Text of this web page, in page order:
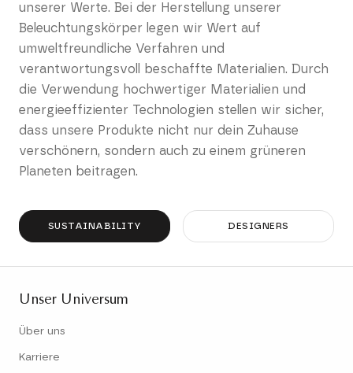
unserer Werte. Bei der Herstellung unserer
Beleuchtungskörper legen wir Wert auf
umweltfreundliche Verfahren und
verantwortungsvoll beschaffte Materialien. Durch
die Verwendung hochwertiger Materialien und
energieeffizienter Technologien stellen wir sicher,
dass unsere Produkte nicht nur dein Zuhause
verschönern, sondern auch zu einem grüneren
Planeten beitragen.
SUSTAINABILITY DESIGNERS
Unser Universum
Über uns
Karriere